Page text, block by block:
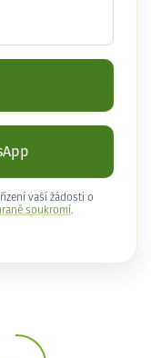
vaší žádosti o
soukromí .